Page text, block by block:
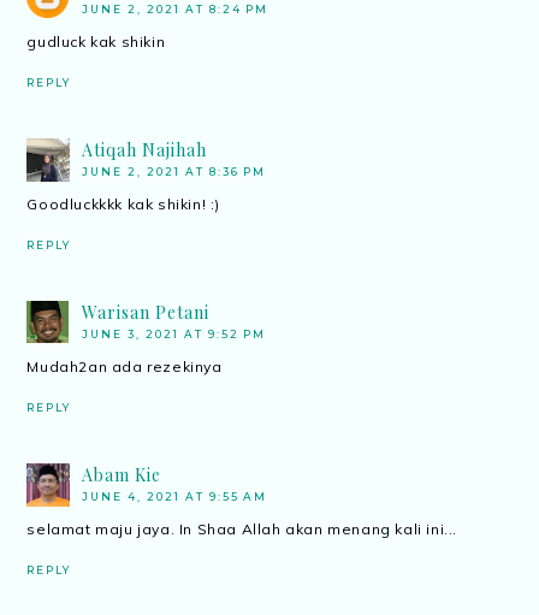
JUNE 2, 2021 AT 8:24 PM
gudluck kak shikin
REPLY
Atiqah Najihah
JUNE 2, 2021 AT 8:36 PM
Goodluckkkk kak shikin! :)
REPLY
Warisan Petani
JUNE 3, 2021 AT 9:52 PM
Mudah2an ada rezekinya
REPLY
Abam Kie
JUNE 4, 2021 AT 9:55 AM
selamat maju jaya. In Shaa Allah akan menang kali ini...
REPLY